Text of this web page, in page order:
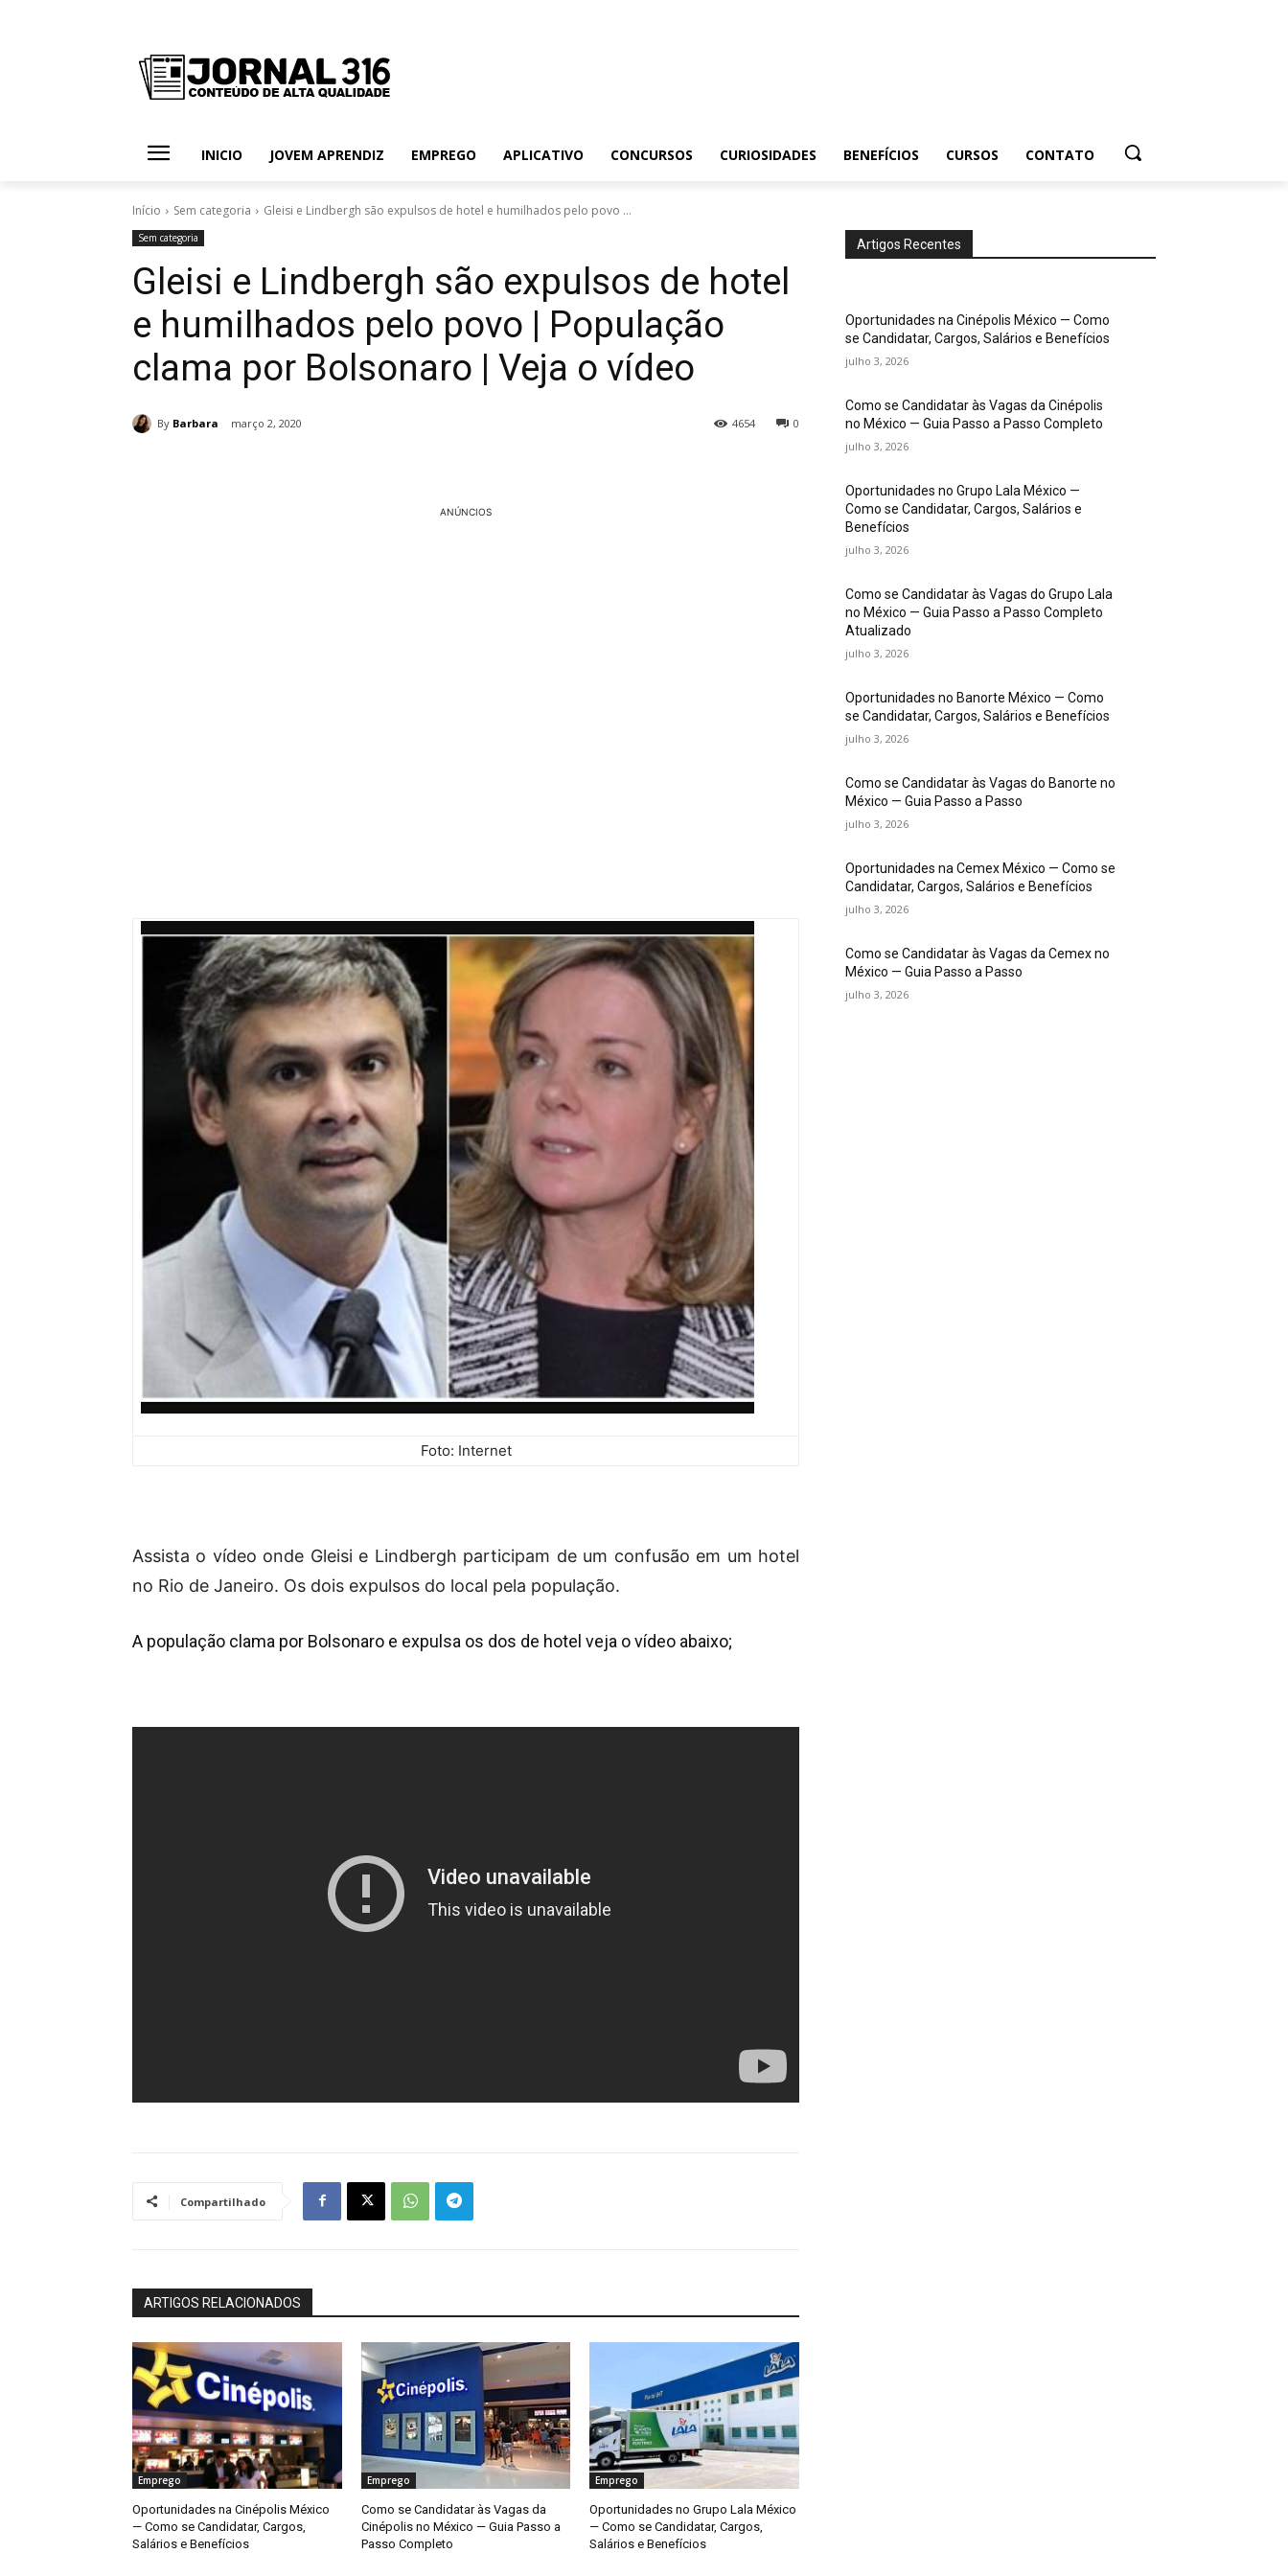
INICIO JOVEM APRENDIZ EMPREGO APLICATIVO CONCURSOS CURIOSIDADES BENEFÍCIOS CURSOS CONTATO
Início Sem categoria Gleisi e Lindbergh são expulsos de hotel e humilhados pelo povo ...
Sem categoria
Gleisi e Lindbergh são expulsos de hotel
e humilhados pelo povo | População
clama por Bolsonaro | Veja o vídeo
By Barbara março 2, 2020 0
4654
ANÚNCIOS
Foto: Internet
Assista o vídeo onde Gleisi e Lindbergh participam de um confusão em um hotel
no Rio de Janeiro. Os dois expulsos do local pela população.
A população clama por Bolsonaro e expulsa os dos de hotel veja ovídeo abaixo;
Compartilhado
ARTIGOS RELACIONADOS
Emprego
Oportunidades na Cinépolis México
— Como se Candidatar, Cargos,
Salários e Benefícios
Emprego
Como se Candidatar às Vagas da
Cinépolis no México — Guia Passo a
Passo Completo
Emprego
Oportunidades no Grupo Lala México
— Como se Candidatar, Cargos,
Salários e Benefícios
Artigos Recentes
Oportunidades na Cinépolis México — Como
se Candidatar, Cargos, Salários e Benefícios
julho 3, 2026
Como se Candidatar às Vagas da Cinépolis
no México — Guia Passo a Passo Completo
julho 3, 2026
Oportunidades no Grupo Lala México —
Como se Candidatar, Cargos, Salários e
Benefícios
julho 3, 2026
Como se Candidatar às Vagas do Grupo Lala
no México — Guia Passo a Passo Completo
Atualizado
julho 3, 2026
Oportunidades no Banorte México — Como
se Candidatar, Cargos, Salários e Benefícios
julho 3, 2026
Como se Candidatar às Vagas do Banorte no
México — Guia Passo a Passo
julho 3, 2026
Oportunidades na Cemex México — Como se
Candidatar, Cargos, Salários e Benefícios
julho 3, 2026
Como se Candidatar às Vagas da Cemex no
México — Guia Passo a Passo
julho 3, 2026